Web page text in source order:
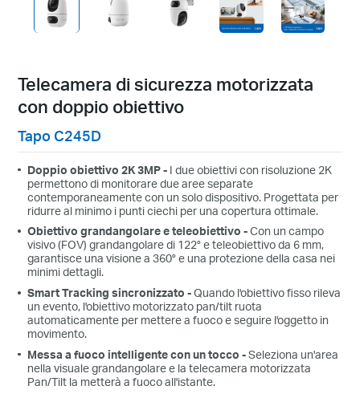
Telecamera di sicurezza motorizzata
con doppio obiettivo
Tapo C245D
Doppio obiettivo 2K 3MP - I due obiettivi con risoluzione 2K
permettono di monitorare due aree separate
contemporaneamente con un solo dispositivo. Progettata per
ridurre al minimo i punti ciechi per una copertura ottimale.
Obiettivo grandangolare e teleobiettivo -Con un campo
visivo (FOV) grandangolare di 122° e teleobiettivo da 6 mm,
garantisce una visione a 360° e una protezione della casa nei
minimi dettagli.
Smart Tracking sincronizzato -Quando l'obiettivo fisso rileva
un evento, l'obiettivo motorizzato pan/tilt ruota
automaticamente per mettere a fuoco e seguire l'oggetto in
movimento.
Messa a fuoco intelligente con un tocco -Seleziona un'area
nella visuale grandangolare e la telecamera motorizzata
Pan/Tilt la metterà a fuoco all'istante.